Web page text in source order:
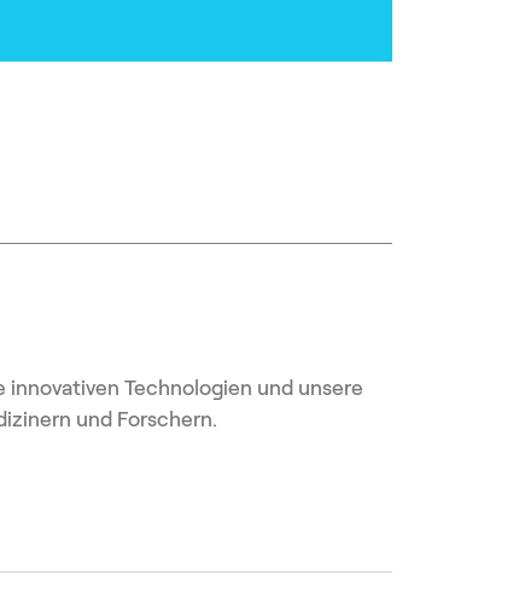
innovativen Technologien und unsere
und Forschern.